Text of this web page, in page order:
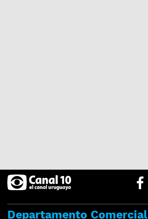
Departamento Comercial